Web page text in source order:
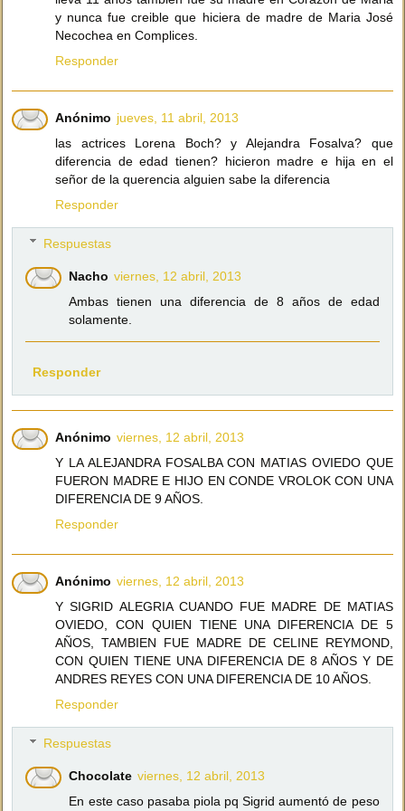
y nunca fue creible que hiciera de madre de Maria José
Necochea en Complices.
Responder
Anónimo jueves, 11 abril, 2013
las actrices Lorena Boch? y Alejandra Fosalva? que
diferencia de edad tienen? hicieron madre e hija en el
señor de la querencia alguien sabe la diferencia
Responder
Respuestas
Nacho viernes, 12 abril, 2013
Ambas tienen una diferencia de 8 años de edad
solamente.
Responder
Anónimo viernes, 12 abril, 2013
Y LA ALEJANDRA FOSALBA CON MATIAS OVIEDO QUE
FUERON MADRE E HIJO EN CONDE VROLOK CON UNA
DIFERENCIA DE 9 AÑOS.
Responder
Anónimo viernes, 12 abril, 2013
Y SIGRID ALEGRIA CUANDO FUE MADRE DE MATIAS
OVIEDO, CON QUIEN TIENE UNA DIFERENCIA DE 5
AÑOS, TAMBIEN FUE MADRE DE CELINE REYMOND,
CON QUIEN TIENE UNA DIFERENCIA DE 8 AÑOS Y DE
ANDRES REYES CON UNA DIFERENCIA DE 10 AÑOS.
Responder
Respuestas
Chocolate viernes, 12 abril, 2013
En este caso pasaba piola pq Sigrid aumentó de peso